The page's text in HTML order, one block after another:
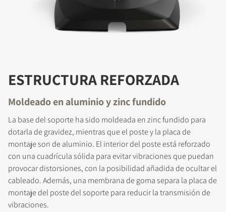
ESTRUCTURA REFORZADA
Moldeado en aluminio y zinc fundido
La base del soporte ha sido moldeada en zinc fundido para
dotarla de gravidez, mientras que el poste y la placa de
montaje son de aluminio. El interior del poste está reforzado
con una cuadrícula sólida para evitar vibraciones que puedan
provocar distorsiones, con la posibilidad añadida de ocultar el
cableado. Además, una membrana de goma separa la placa de
montaje del poste del soporte para reducir la transmisión de
vibraciones.